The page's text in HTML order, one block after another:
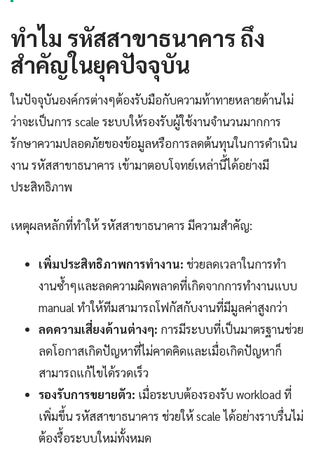
ทำไม รหัสสาขาธนาคาร ถึง
สำคัญในยุคปัจจุบัน
ในปัจจุบันองค์กรต่างๆต้องรับมือกับความท้าทายหลายด้านไม่
ว่าจะเป็นการ scale ระบบให้รองรับผู้ใช้งานจำนวนมากการ
รักษาความปลอดภัยของข้อมูลหรือการลดต้นทุนในการดำเนิน
งาน รหัสสาขาธนาคาร เข้ามาตอบโจทย์เหล่านี้ได้อย่างมี
ประสิทธิภาพ
เหตุผลหลักที่ทำให้ รหัสสาขาธนาคาร มีความสำคัญ:
เพิ่มประสิทธิภาพการทำงาน: ช่วยลดเวลาในการทำ
งานซ้ำๆและลดความผิดพลาดที่เกิดจากการทำงานแบบ
manual ทำให้ทีมสามารถโฟกัสกับงานที่มีมูลค่าสูงกว่า
ลดความเสี่ยงด้านต่างๆ: การมีระบบที่เป็นมาตรฐานช่วย
ลดโอกาสเกิดปัญหาที่ไม่คาดคิดและเมื่อเกิดปัญหาก็
สามารถแก้ไขได้รวดเร็ว
รองรับการขยายตัว: เมื่อระบบต้องรองรับ workload ที่
เพิ่มขึ้น รหัสสาขาธนาคาร ช่วยให้ scale ได้อย่างราบรื่นไม่
ต้องรื้อระบบใหม่ทั้งหมด